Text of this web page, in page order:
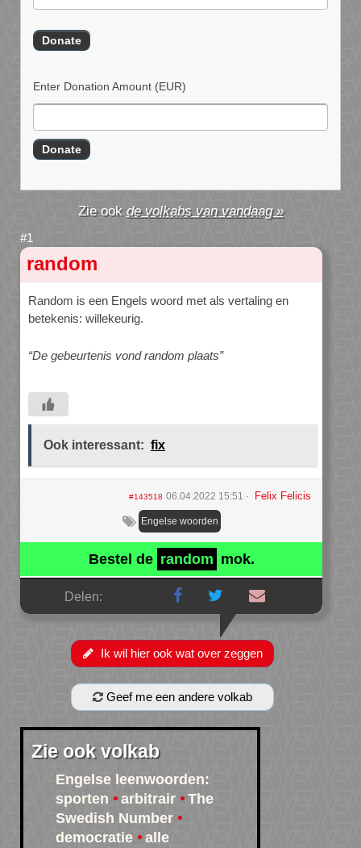
Enter Donation Amount (EUR)
de volkabs van vandaag »
random
Random is een Engels woord met als vertaling en
betekenis: willekeurig.
“De gebeurtenis vond random plaats”
Ook interessant: fix
#143518 06.04.2022 15:51 Felix Felicis
Engelse woorden
Bestel de random mok.
Delen:
Ik wil hier ook wat over zeggen
Geef me een andere volkab
Zie ook volkab
Engelse leenwoorden:
sporten
arbitrair
The
Swedish Number
democratie
alle